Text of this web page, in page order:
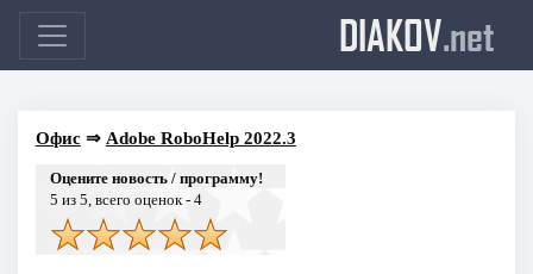
DIAKOV.net
Офис⇒ Adobe RoboHelp 2022.3
Оцените новость / программу!
5 из 5, всего оценок - 4